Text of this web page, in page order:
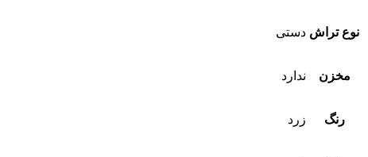
نوع تراش دستی
مخزن ندارد
رنگ زرد